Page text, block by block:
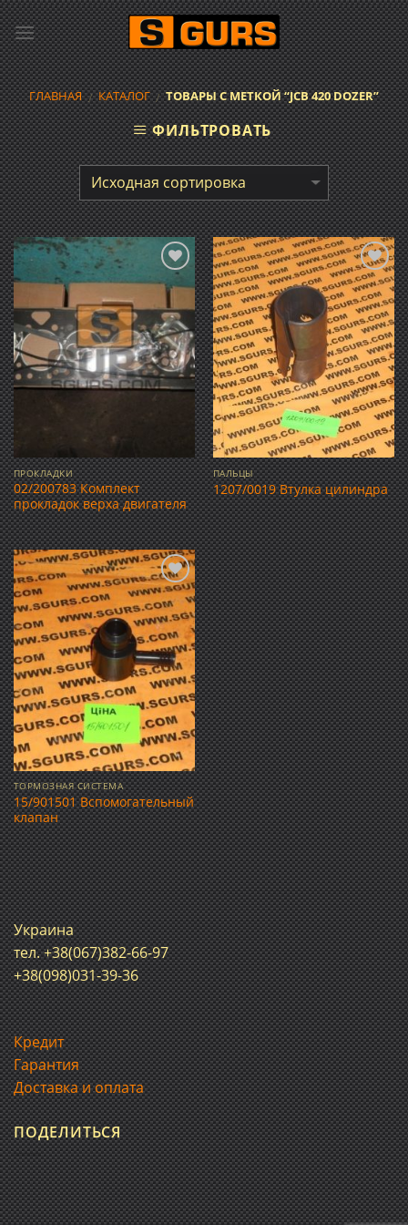
Skip
to
content
ГЛАВНАЯ / КАТАЛОГ / ТОВАРЫ С МЕТКОЙ “JCB 420 DOZER”
ФИЛЬТРОВАТЬ
Добавить
в список
желаний
ПРОКЛАДКИ
02/200783 Комплект
прокладок верха двигателя
Добавить
в список
желаний
ПАЛЬЦЫ
1207/0019 Втулка цилиндра
Добавить
в список
желаний
ТОРМОЗНАЯ СИСТЕМА
15/901501 Вспомогательный
клапан
Украина
тел. +38(067)382-66-97
+38(098)031-39-36
Кредит
Гарантия
Доставка и оплата
ПОДЕЛИТЬСЯ